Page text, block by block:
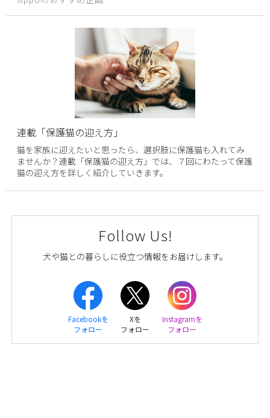
連載「保護猫の迎え方」
猫を家族に迎えたいと思ったら、選択肢に保護猫も入れてみ
ませんか？連載「保護猫の迎え方」では、７回にわたって保護
猫の迎え方を詳しく紹介していきます。
Follow Us!
犬や猫との暮らしに役立つ情報をお届けします。
Facebookを
フォロー
Xを
フォロー
Instagramを
フォロー